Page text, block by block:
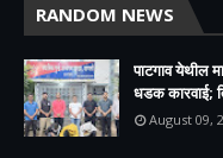
RANDOM NEWS
पाटगाव येथील
धडक कारवाई;
August 09,